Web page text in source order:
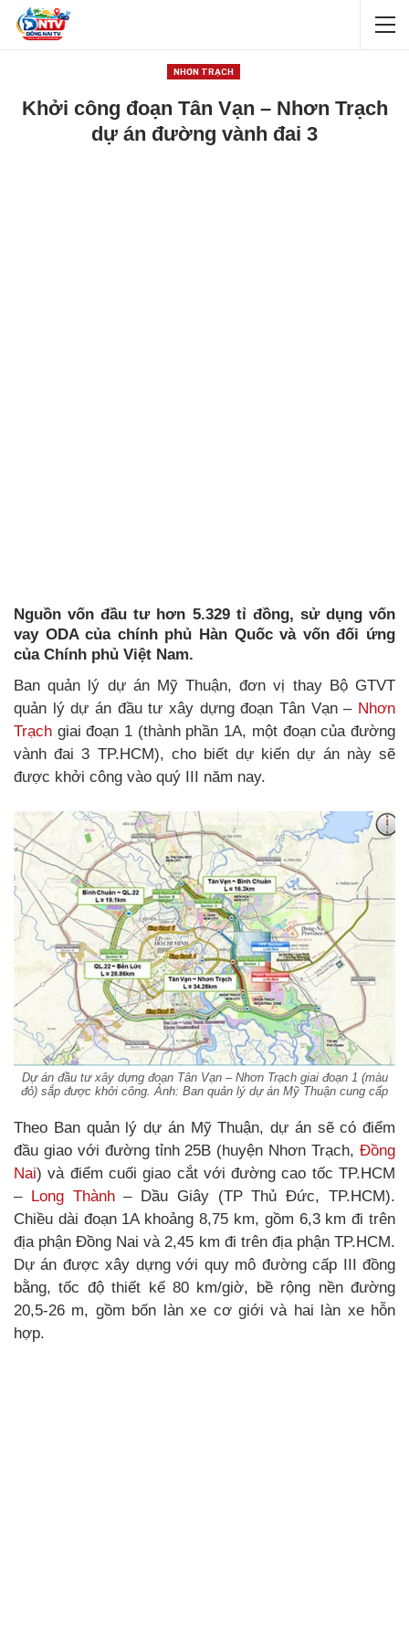
NHƠN TRẠCH
Khởi công đoạn Tân Vạn – Nhơn Trạch
dự án đường vành đai 3
Nguồn vốn đầu tư hơn 5.329 tỉ đồng, sử dụng vốn
vay ODA của chính phủ Hàn Quốc và vốn đối ứng
của Chính phủ Việt Nam.
Ban quản lý dự án Mỹ Thuận, đơn vị thay Bộ GTVT
quản lý dự án đầu tư xây dựng đoạn Tân Vạn – Nhơn
Trạch giai đoạn 1 (thành phần 1A, một đoạn của đường
vành đai 3 TP.HCM), cho biết dự kiến dự án này sẽ
được khởi công vào quý III năm nay.
Dự án đầu tư xây dựng đoạn Tân Vạn – Nhơn Trạch giai đoạn 1 (màu
đỏ) sắp được khởi công. Ảnh: Ban quản lý dự án Mỹ Thuận cung cấp
Theo Ban quản lý dự án Mỹ Thuận, dự án sẽ có điểm
đầu giao với đường tỉnh 25B (huyện Nhơn Trạch, Đồng
Nai) và điểm cuối giao cắt với đường cao tốc TP.HCM
– Long Thành– Dầu Giây (TP Thủ Đức, TP.HCM).
Chiều dài đoạn 1A khoảng 8,75 km, gồm 6,3 km đi trên
địa phận Đồng Nai và 2,45 km đi trên địa phận TP.HCM.
Dự án được xây dựng với quy mô đường cấp III đồng
bằng, tốc độ thiết kế 80 km/giờ, bề rộng nền đường
20,5-26 m, gồm bốn làn xe cơ giới và hai làn xe hỗn
hợp.